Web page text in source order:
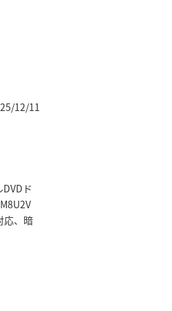
12/11
ド
応、暗